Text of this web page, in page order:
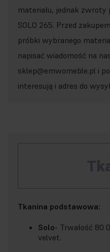
materiału, jednak
SOLO 265. Przed
próbki wybranego
napisać wiadomość na
sklep@emwomeble.pl i
interesują i adres do
Tkanina podstawowa:
Solo- Trwałość 80
velvet.